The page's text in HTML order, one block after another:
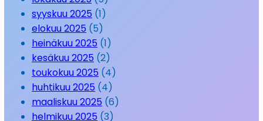
syyskuu 2025 (1)
elokuu 2025 (5)
heinäkuu 2025 (1)
kesäkuu 2025 (2)
toukokuu 2025 (4)
huhtikuu 2025 (4)
maaliskuu 2025 (6)
helmikuu 2025 (3)